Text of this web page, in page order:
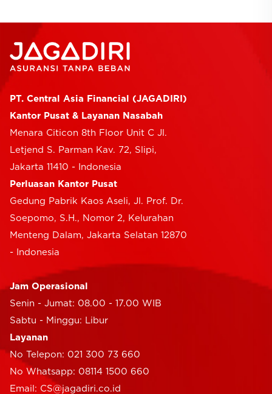
PT. Central Asia Financial (JAGADIRI)
Kantor Pusat & Layanan Nasabah
Menara Citicon 8th Floor Unit C Jl.
Letjend S. Parman Kav. 72, Slipi,
Jakarta 11410 - Indonesia
Perluasan Kantor Pusat
Gedung Pabrik Kaos Aseli, Jl. Prof. Dr.
Soepomo, S.H., Nomor 2, Kelurahan
Menteng Dalam, Jakarta Selatan 12870
- Indonesia
Jam Operasional
Senin - Jumat: 08.00 - 17.00 WIB
Sabtu - Minggu: Libur
Layanan
No Telepon: 021 300 73 660
No Whatsapp: 08114 1500 660
Email: CS@jagadiri.co.id